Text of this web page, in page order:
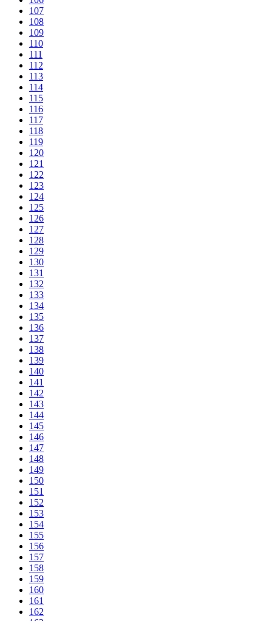
107
108
109
110
111
112
113
114
115
116
117
118
119
120
121
122
123
124
125
126
127
128
129
130
131
132
133
134
135
136
137
138
139
140
141
142
143
144
145
146
147
148
149
150
151
152
153
154
155
156
157
158
159
160
161
162